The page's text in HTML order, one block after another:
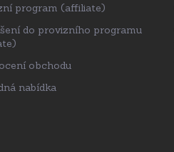
program (affiliate)
do provizního programu
obchodu
nabídka